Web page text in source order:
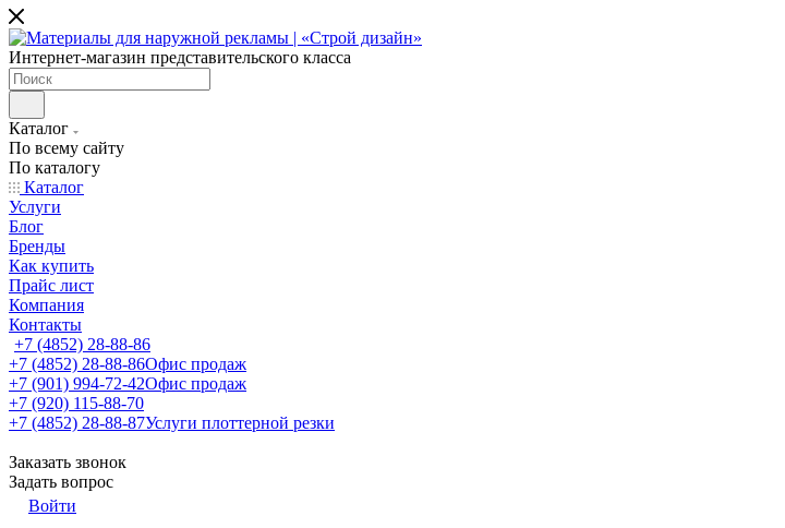
Интернет-магазин представительского класса
Каталог
По всему сайту
По каталогу
Каталог
Услуги
Блог
Бренды
Как купить
Прайс лист
Компания
Контакты
+7 (4852) 28-88-86
+7 (4852) 28-88-86Офис продаж
+7 (901) 994-72-42Офис продаж
+7 (920) 115-88-70
+7 (4852) 28-88-87Услуги плоттерной резки
Заказать звонок
Задать вопрос
Войти